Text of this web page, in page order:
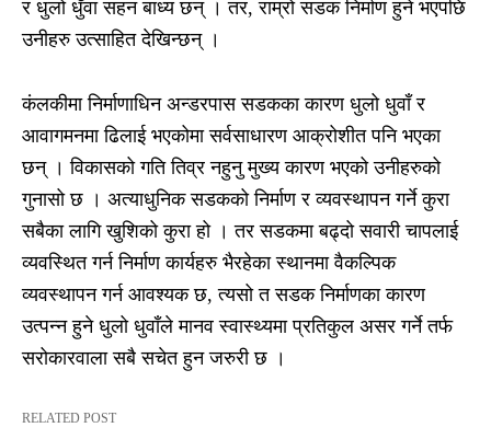
र धुलो धुँवा सहन बाध्य छन् । तर, राम्रो सडक निर्माण हुने भएपछि
उनीहरु उत्साहित देखिन्छन् ।
कंलकीमा निर्माणाधिन अन्डरपास सडकका कारण धुलो धुवाँ र
आवागमनमा ढिलाई भएकोमा सर्वसाधारण आक्रोशीत पनि भएका
छन् । विकासको गति तिव्र नहुनु मुख्य कारण भएको उनीहरुको
गुनासो छ । अत्याधुनिक सडकको निर्माण र व्यवस्थापन गर्ने कुरा
सबैका लागि खुशिको कुरा हो । तर सडकमा बढ्दो सवारी चापलाई
व्यवस्थित गर्न निर्माण कार्यहरु भैरहेका स्थानमा वैकल्पिक
व्यवस्थापन गर्न आवश्यक छ, त्यसो त सडक निर्माणका कारण
उत्पन्न हुने धुलो धुवाँले मानव स्वास्थ्यमा प्रतिकुल असर गर्ने तर्फ
सरोकारवाला सबै सचेत हुन जरुरी छ ।
RELATED POST